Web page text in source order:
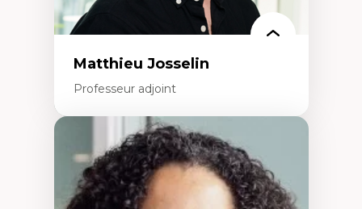
Matthieu Josselin
Professeur adjoint
Expertises
Ethnographie critique des environnements
d’apprentissage des étudiant.e.s
Approche transdisciplinaire des
compétences socioaffectives et